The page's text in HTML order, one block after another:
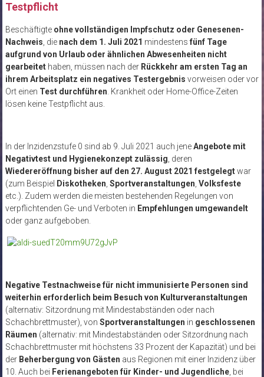
Testpflicht
Beschäftigte ohne vollständigen Impfschutz oder Genesenen-
Nachweis , die nach dem 1. Juli 2021 mindestens fünf Tage
aufgrund von Urlaub oder ähnlichen Abwesenheiten nicht
gearbeitethaben, müssen nach der Rückkehr am ersten Tag an
ihrem Arbeitsplatz ein negatives Testergebnis vorweisen oder vor
Ort einen Test durchführen . Krankheit oder Home-Office-Zeiten
lösen keine Testpflicht aus.
In der Inzidenzstufe 0 sind ab 9. Juli 2021 auch jeneAngebote mit
Negativtest und Hygienekonzept zulässig , deren
Wiedereröffnung bisher auf den 27. August 2021 festgelegtwar
(zum Beispiel Diskotheken Sportveranstaltungen Volksfeste
etc.). Zudem werden die meisten bestehenden Regelungen von
verpflichtenden Ge- und Verboten in Empfehlungen umgewandelt
oder ganz aufgeboben.
Negative Testnachweise für nicht immunisierte Personen sind
weiterhin erforderlich beim Besuch von Kulturveranstaltungen
(alternativ: Sitzordnung mit Mindestabständen oder nach
Schachbrettmuster), von Sportveranstaltungen in geschlossenen
Räumen (alternativ: mit Mindestabständen oder Sitzordnung nach
Schachbrettmuster mit höchstens 33 Prozent der Kapazität) und bei
der Beherbergung von Gästen aus Regionen mit einer Inzidenz über
10. Auch bei Ferienangeboten für Kinder- und Jugendliche, bei